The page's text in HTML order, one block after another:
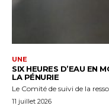
UNE
SIX HEURES D’EAU EN
LA PÉNURIE
Le Comité de suivi de la
11 juillet 2026